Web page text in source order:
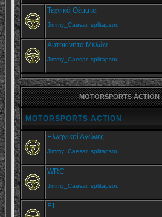
Τεχνικά Θέματα
Jimmy_Caesar, splitapsou
Αυτοκίνητα Μελών
Jimmy_Caesar, splitapsou
MOTORSPORTS ACTION
MOTORSPORTS ACTION
Ελληνικοί Αγώνες
Jimmy_Caesar, splitapsou
WRC
Jimmy_Caesar, splitapsou
F1